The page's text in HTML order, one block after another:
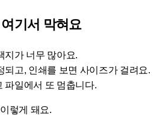
기서 막혀요
지가 너무 많아요.
되고, 인쇄를 보면 사이즈가 걸려요.
파일에서 또 멈춥니다.
렇게 돼요.